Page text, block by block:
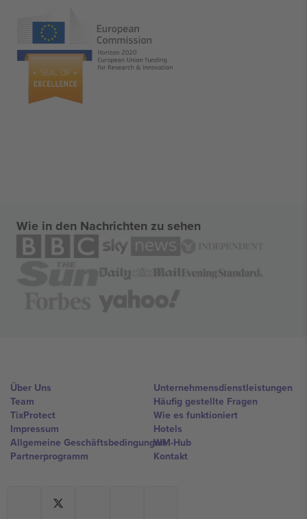
Wie in den Nachrichten zu sehen
Über Uns
Team
TixProtect
Impressum
Allgemeine Geschäftsbedingungen
Partnerprogramm
Unternehmensdienstleistungen
Häufig gestellte Fragen
Wie es funktioniert
Hotels
WM-Hub
Kontakt